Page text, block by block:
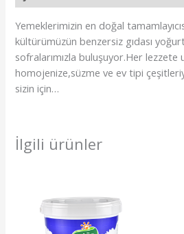
Yemeklerimizin en doğal
kültürümüzün benzersiz gıdası
sofralarımızla buluşuyor.Her lezzete
homojenize,süzme ve ev tipi
sizin için…
İlgili ürünler